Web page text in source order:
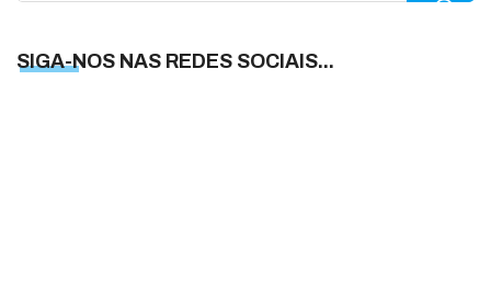
SIGA-NOS NAS REDES SOCIAIS...